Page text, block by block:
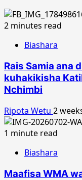
2 minutes read
Biashara
Rais Samia ana
kuhakikisha
Nchimbi
Ripota Wetu 2
1 minute read
Biashara
Maafisa WMA